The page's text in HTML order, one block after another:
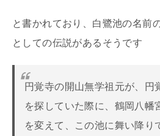
と書かれており、白鷺池の名前
としての伝説があるそうです
円覚寺の開山無学祖元が、円
を探していた際に、鶴岡八幡
を変えて、この池に舞い降り